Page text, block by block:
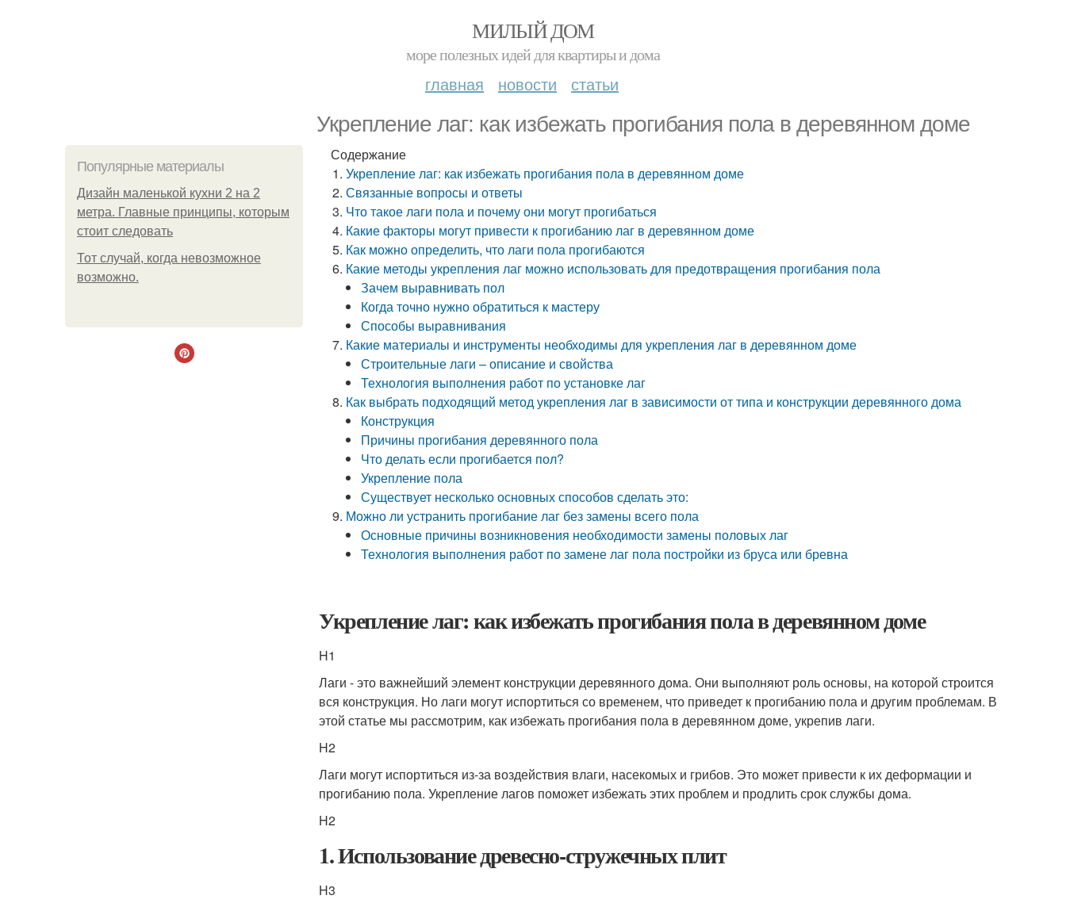
МИЛЫЙ ДОМ
море полезных идей для квартиры и дома
главная новости статьи
Укрепление лаг: как избежать прогибания пола в деревянном доме
Популярные материалы
Дизайн маленькой кухни 2 на 2
метра. Главные принципы, которым
стоит следовать
Тот случай, когда невозможное
возможно.
Содержание
Укрепление лаг: как избежать прогибания пола в деревянном доме
Связанные вопросы и ответы
Что такое лаги пола и почему они могут прогибаться
Какие факторы могут привести к прогибанию лаг в деревянном доме
Как можно определить, что лаги пола прогибаются
Какие методы укрепления лаг можно использовать для предотвращения прогибания пола
Зачем выравнивать пол
Когда точно нужно обратиться к мастеру
Способы выравнивания
Какие материалы и инструменты необходимы для укрепления лаг в деревянном доме
Строительные лаги – описание и свойства
Технология выполнения работ по установке лаг
Как выбрать подходящий метод укрепления лаг в зависимости от типа и конструкции деревянного дома
Конструкция
Причины прогибания деревянного пола
Что делать если прогибается пол?
Укрепление пола
Существует несколько основных способов сделать это:
Можно ли устранить прогибание лаг без замены всего пола
Основные причины возникновения необходимости замены половых лаг
Технология выполнения работ по замене лаг пола постройки из бруса или бревна
Укрепление лаг: как избежать прогибания пола в деревянном доме
H1
Лаги - это важнейший элемент конструкции деревянного дома. Они выполняют роль основы, на которой строится
вся конструкция. Но лаги могут испортиться со временем, что приведет к прогибанию пола и другим проблемам. В
этой статье мы рассмотрим, как избежать прогибания пола в деревянном доме, укрепив лаги.
H2
Лаги могут испортиться из-за воздействия влаги, насекомых и грибов. Это может привести к их деформации и
прогибанию пола. Укрепление лагов поможет избежать этих проблем и продлить срок службы дома.
H2
1. Использование древесно-стружечных плит
H3